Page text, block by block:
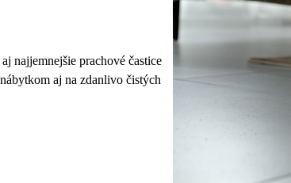
najjemnejšie prachové častice
aj na zdanlivo čistých